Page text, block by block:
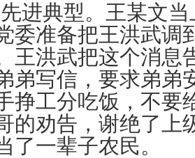
进典型。王某文
委准备把王洪武调
王洪武把这个消息
弟写信，要求弟弟
挣工分吃饭，不要
的劝告，谢绝了上
了一辈子农民。